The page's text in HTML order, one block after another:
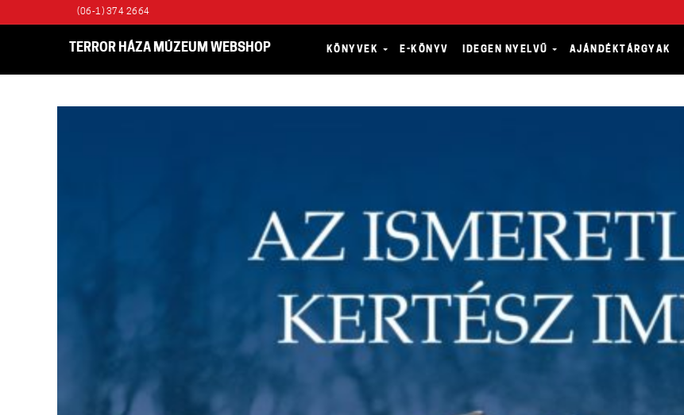
(06-1) 374 2664
TERROR HÁZA MÚZEUM WEBSHOP KÖNYVEK E-KÖNYV IDEGEN NYELVŰ AJÁNDÉKTÁRGYAK